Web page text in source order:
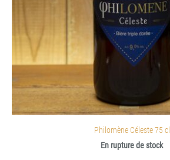
Philomène Céleste 75 cl
En rupture de stock